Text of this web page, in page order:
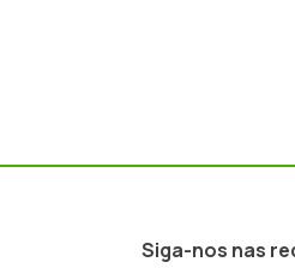
Siga-nos nas